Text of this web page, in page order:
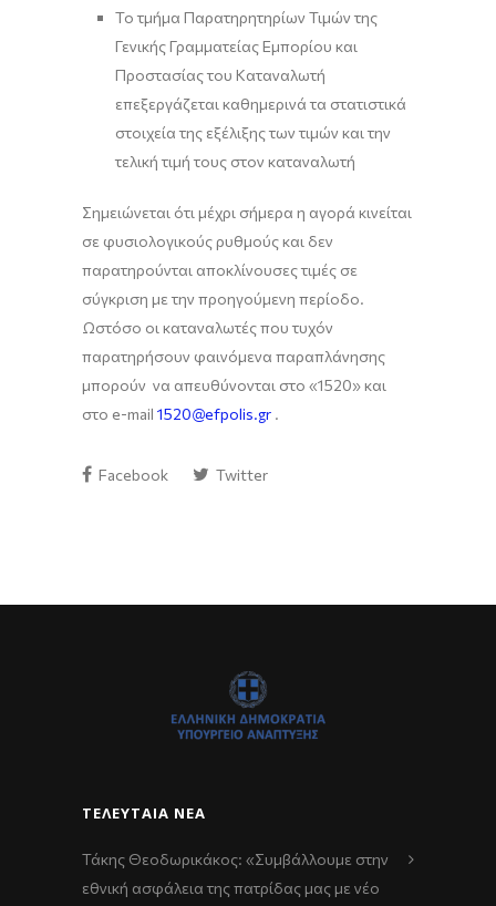
Το τμήμα Παρατηρητηρίων Τιμών της
Γενικής Γραμματείας Εμπορίου και
Προστασίας του Καταναλωτή
επεξεργάζεται καθημερινά τα στατιστικά
στοιχεία της εξέλιξης των τιμών και την
τελική τιμή τους στον καταναλωτή
Σημειώνεται ότι μέχρι σήμερα η αγορά κινείται
σε φυσιολογικούς ρυθμούς και δεν
παρατηρούνται αποκλίνουσες τιμές σε
σύγκριση με την προηγούμενη περίοδο.
Ωστόσο οι καταναλωτές που τυχόν
παρατηρήσουν φαινόμενα παραπλάνησης
μπορούν να απευθύνονται στο «1520» και
στο e-mail 1520@efpolis.gr .
Facebook Twitter
ΤΕΛΕΥΤΑΊΑ ΝΈΑ
Τάκης Θεοδωρικάκος: «Συμβάλλουμε στην
εθνική ασφάλεια της πατρίδας μας με νέο